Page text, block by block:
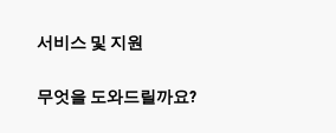
서비스 및 지원
무엇을 도와드릴까요?